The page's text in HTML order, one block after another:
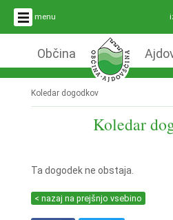
menu
Občina
Koledar dogodkov
Koledar
Ta dogodek ne obstaja.
< nazaj na prejšnjo vsebino